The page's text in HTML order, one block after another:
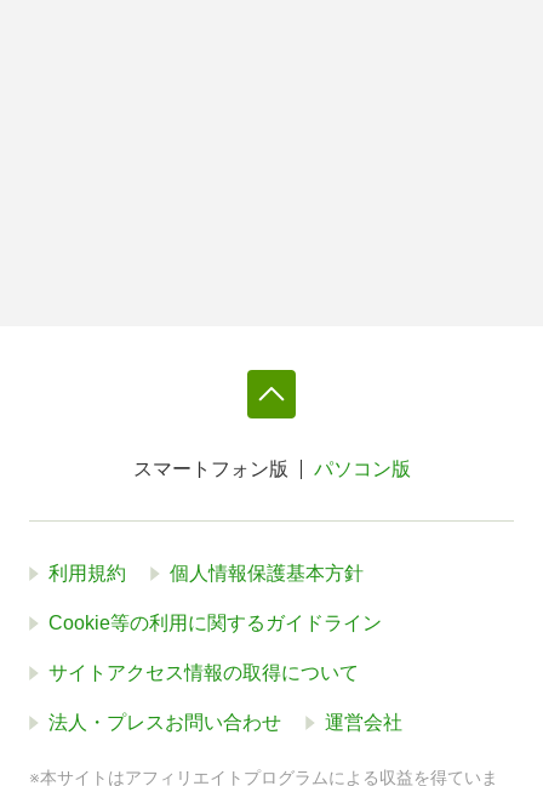
スマートフォン版 パソコン版
利用規約 個人情報保護基本方針
Cookie等の利用に関するガイドライン
サイトアクセス情報の取得について
法人・プレスお問い合わせ 運営会社
※本サイトはアフィリエイトプログラムによる収益を得ていま